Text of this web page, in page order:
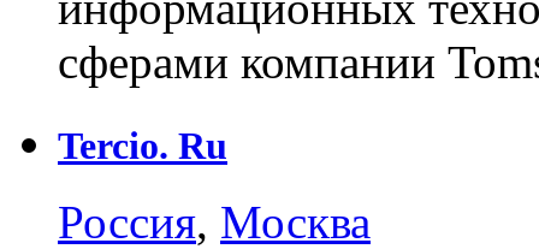
сферами компании
Tercio. Ru
Россия, Москва